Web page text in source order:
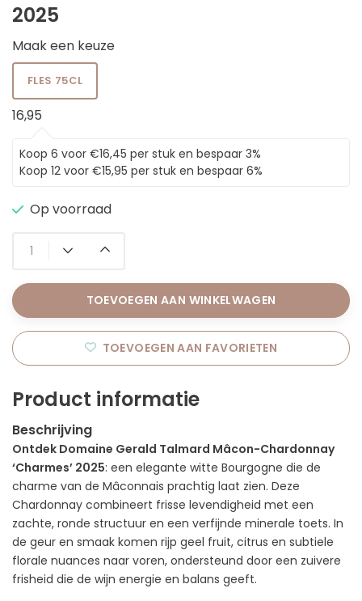
2025
Maak een keuze
FLES 75CL
16,95
Koop 6 voor €16,45 per stuk en bespaar 3%
Koop 12 voor €15,95 per stuk en bespaar 6%
Op voorraad
TOEVOEGEN AAN WINKELWAGEN
TOEVOEGEN AAN FAVORIETEN
Product informatie
Beschrijving
Ontdek Domaine Gerald Talmard Mâcon-Chardonnay
‘Charmes’ 2025: een elegante witte Bourgogne die de
charme van de Mâconnais prachtig laat zien. Deze
Chardonnay combineert frisse levendigheid met een
zachte, ronde structuur en een verfijnde minerale toets. In
de geur en smaak komen rijp geel fruit, citrus en subtiele
florale nuances naar voren, ondersteund door een zuivere
frisheid die de wijn energie en balans geeft.